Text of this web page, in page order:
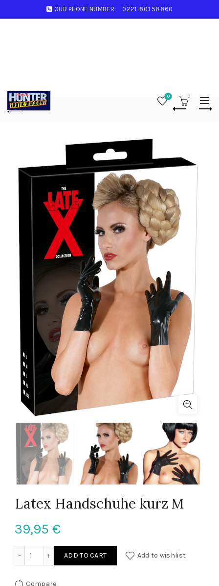
OUR PHONE NUMBER: 0221-801 58860
0 0
Latex Handschuhe kurz M
39,95 €
Latex Handschuhe kurz M quantity
ADD TO CART Add to wishlist
Compare